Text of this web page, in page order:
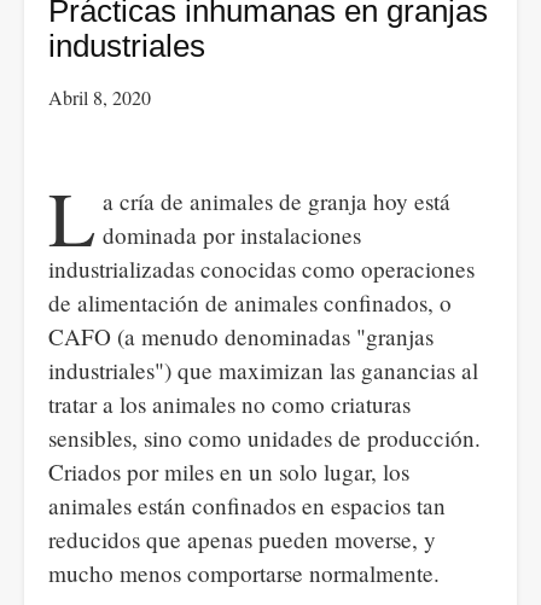
salva
naturaleza
Prácticas inhumanas en granjas
industriales
Abril 8, 2020
L a cría de animales de granja hoy está
dominada por instalaciones
industrializadas conocidas como operaciones
de alimentación de animales confinados, o
CAFO (a menudo denominadas "granjas
industriales") que maximizan las ganancias al
tratar a los animales no como criaturas
sensibles, sino como unidades de producción.
Criados por miles en un solo lugar, los
animales están confinados en espacios tan
reducidos que apenas pueden moverse, y
mucho menos comportarse normalmente.